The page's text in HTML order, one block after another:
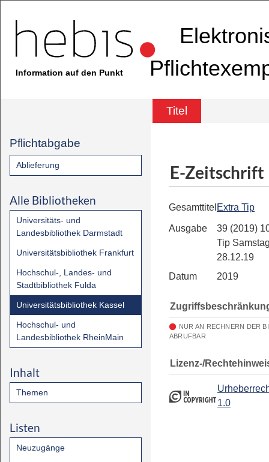
Information auf den Punkt
Titel
Pflichtabgabe
Ablieferung
Alle Bibliotheken
Universitäts- und
Landesbibliothek Darmstadt
Universitätsbibliothek Frankfurt
Hochschul-, Landes- und
Stadtbibliothek Fulda
Universitätsbibliothek Kassel
Hochschul- und
Landesbibliothek RheinMain
Inhalt
Themen
Listen
Neuzugänge
E-Zeitschrift
Gesamttitel Extra Tip
Ausgabe
39 (2019)
Tip
28.12.19
Datum
2019
NUR AN RECHNERN DER
ABRUFBAR
Lizenz-/
1.0